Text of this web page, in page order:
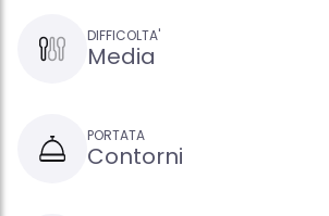
DIFFICOLTA'
Media
PORTATA
Contorni